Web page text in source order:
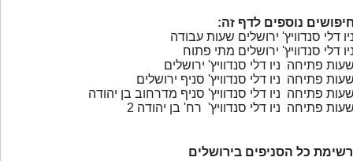
נוספים לדף זה:
דלי סנדוויץ' ירושלים שעות עבודה
דלי סנדוויץ' ירושלים מתי פתוח
פתיחה ניו דלי סנדוויץ' ירושלים
פתיחה ניו דלי סנדוויץ' סניף ירושלים
פתיחה ניו דלי סנדוויץ' סניף מדרחוב בן יהודה
פתיחה ניו דלי סנדוויץ' רח' בן יהודה 2
רשימת כל הסניפים בירושלים